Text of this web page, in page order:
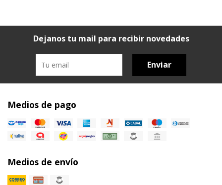
Dejanos tu mail para recibir novedades
Enviar
Medios de pago
Medios de envío